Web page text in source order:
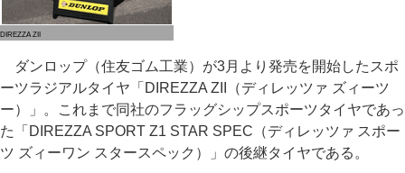
DIREZZA ZII
ダンロップ（住友ゴム工業）が3月より発売を開始したスポ
ーツラジアルタイヤ「DIREZZA ZII（ディレッツァ ズィーツ
ー）」。これまで同社のフラッグシップスポーツタイヤであっ
た「DIREZZA SPORT Z1 STAR SPEC（ディレッツァ スポー
ツ ズィーワン スタースペック）」の後継タイヤである。